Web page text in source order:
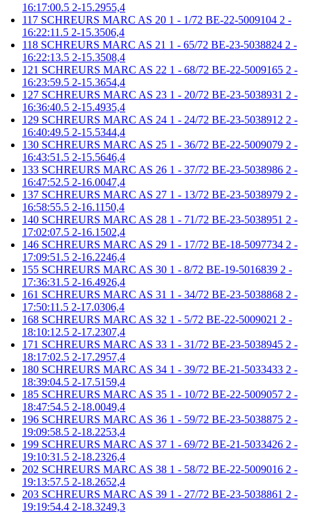
16:17:00.5 2-15.2955,4
117 SCHREURS MARC AS 20 1 - 1/72 BE-22-5009104 2 -
16:22:11.5 2-15.3506,4
118 SCHREURS MARC AS 21 1 - 65/72 BE-23-5038824 2 -
16:22:13.5 2-15.3508,4
121 SCHREURS MARC AS 22 1 - 68/72 BE-22-5009165 2 -
16:23:59.5 2-15.3654,4
127 SCHREURS MARC AS 23 1 - 20/72 BE-23-5038931 2 -
16:36:40.5 2-15.4935,4
129 SCHREURS MARC AS 24 1 - 24/72 BE-23-5038912 2 -
16:40:49.5 2-15.5344,4
130 SCHREURS MARC AS 25 1 - 36/72 BE-22-5009079 2 -
16:43:51.5 2-15.5646,4
133 SCHREURS MARC AS 26 1 - 37/72 BE-23-5038986 2 -
16:47:52.5 2-16.0047,4
137 SCHREURS MARC AS 27 1 - 13/72 BE-23-5038979 2 -
16:58:55.5 2-16.1150,4
140 SCHREURS MARC AS 28 1 - 71/72 BE-23-5038951 2 -
17:02:07.5 2-16.1502,4
146 SCHREURS MARC AS 29 1 - 17/72 BE-18-5097734 2 -
17:09:51.5 2-16.2246,4
155 SCHREURS MARC AS 30 1 - 8/72 BE-19-5016839 2 -
17:36:31.5 2-16.4926,4
161 SCHREURS MARC AS 31 1 - 34/72 BE-23-5038868 2 -
17:50:11.5 2-17.0306,4
168 SCHREURS MARC AS 32 1 - 5/72 BE-22-5009021 2 -
18:10:12.5 2-17.2307,4
171 SCHREURS MARC AS 33 1 - 31/72 BE-23-5038945 2 -
18:17:02.5 2-17.2957,4
180 SCHREURS MARC AS 34 1 - 39/72 BE-21-5033433 2 -
18:39:04.5 2-17.5159,4
185 SCHREURS MARC AS 35 1 - 10/72 BE-22-5009057 2 -
18:47:54.5 2-18.0049,4
196 SCHREURS MARC AS 36 1 - 59/72 BE-23-5038875 2 -
19:09:58.5 2-18.2253,4
199 SCHREURS MARC AS 37 1 - 69/72 BE-21-5033426 2 -
19:10:31.5 2-18.2326,4
202 SCHREURS MARC AS 38 1 - 58/72 BE-22-5009016 2 -
19:13:57.5 2-18.2652,4
203 SCHREURS MARC AS 39 1 - 27/72 BE-23-5038861 2 -
19:19:54.4 2-18.3249,3